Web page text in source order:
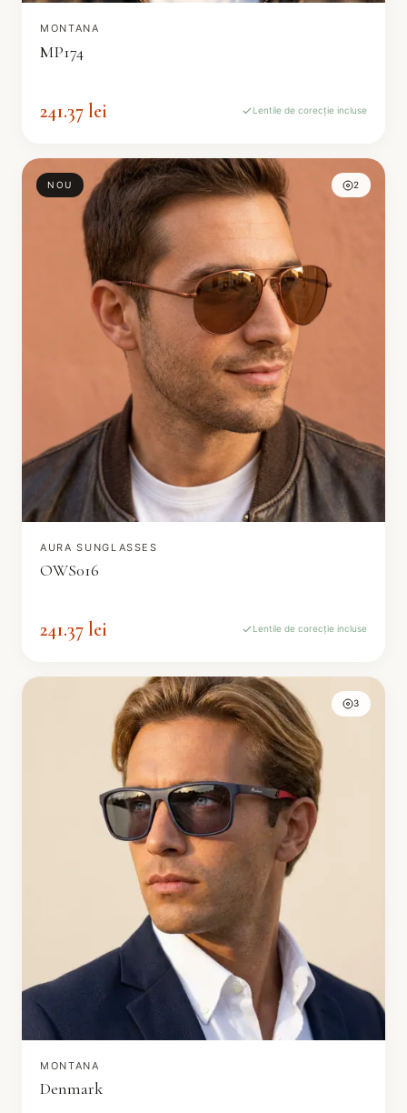
MONTANA
MP174
241.37 lei Lentile de corecție incluse
NOU 2
AURA SUNGLASSES
OWS016
241.37 lei Lentile de corecție incluse
3
MONTANA
Denmark